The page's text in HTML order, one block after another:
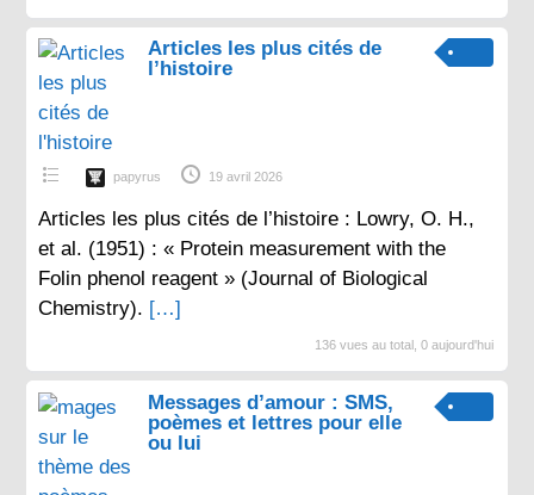
Articles les plus cités de
l’histoire
papyrus 19 avril 2026
Articles les plus cités de l’histoire : Lowry, O. H.,
et al. (1951) : « Protein measurement with the
Folin phenol reagent » (Journal of Biological
Chemistry). […]
136 vues au total, 0 aujourd'hui
Messages d’amour : SMS,
poèmes et lettres pour elle
ou lui